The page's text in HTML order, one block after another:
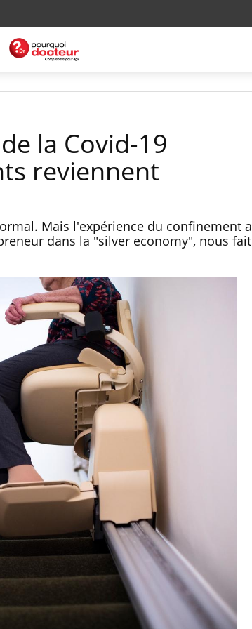
la Covid-19
reviennent
Mais l'expérience du confinement a
dans la "silver economy", nous fait
:
risque de
t-il ?
il
du
moins
pourrait
être bénéfique